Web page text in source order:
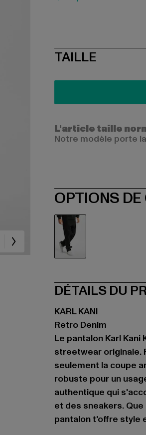
SIZE
TAILLE
L'article taille
Notre modèle porte
OPTIONS
DÉTAILS DU
KARL KANI
Retro Denim
Le pantalon Karl Kani
streetwear originale.
seulement la coupe
robuste pour un
authentique qui
et des sneakers.
pantalon t'offre style